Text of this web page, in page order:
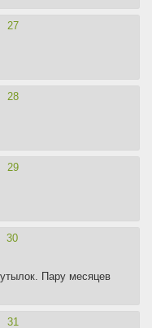
27
28
29
30
Пару месяцев
31